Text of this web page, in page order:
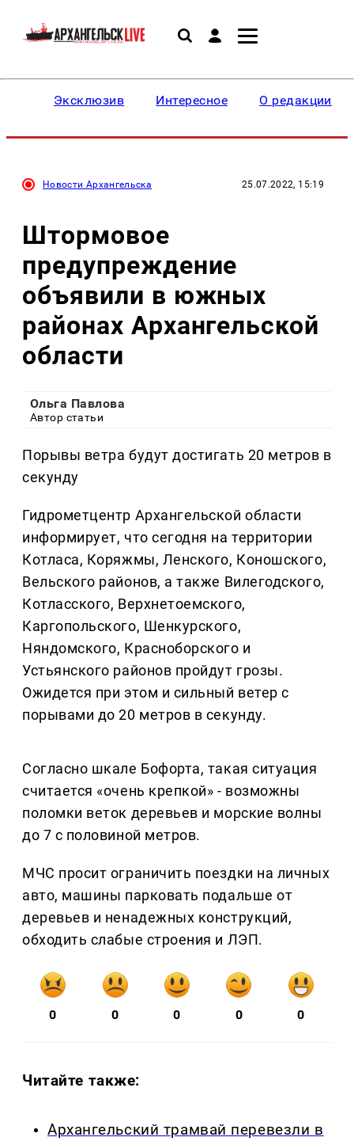
Эксклюзив Интересное О редакции
Новости Архангельска 25.07.2022, 15:19
Штормовое
предупреждение
объявили в южных
районах Архангельской
области
Ольга Павлова
Автор статьи
Порывы ветра будут достигать 20 метров в
секунду
Гидрометцентр Архангельской области
информирует, что сегодня на территории
Котласа, Коряжмы, Ленского, Коношского,
Вельского районов, а также Вилегодского,
Котласского, Верхнетоемского,
Каргопольского, Шенкурского,
Няндомского, Красноборского и
Устьянского районов пройдут грозы.
Ожидется при этом и сильный ветер с
порывами до 20 метров в секунду.
Согласно шкале Бофорта, такая ситуация
считается «очень крепкой» - возможны
поломки веток деревьев и морские волны
до 7 с половиной метров.
МЧС просит ограничить поездки на личных
авто, машины парковать подальше от
деревьев и ненадежных конструкций,
обходить слабые строения и ЛЭП.
0 0 0 0 0
Читайте также:
Архангельский трамвай перевезли в